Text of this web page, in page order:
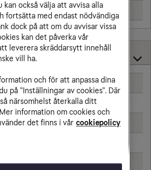
0,99 kr
25,00 kr/min
25,00 kr/min
6,00 kr
0,99 kr
kan också välja att avvisa alla
fortsätta med endast nödvändiga
dock på att om du avvisar vissa
kan det påverka vår
leverera skräddarsytt innehåll
vill ha.
och för att anpassa dina
på ”Inställningar av cookies”. Där
närsomhelst återkalla ditt
information om cookies och
det finns i vår cookiepolicy